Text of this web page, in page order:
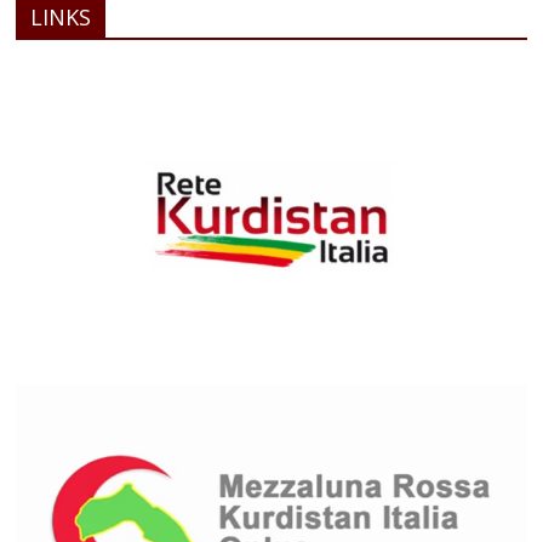
LINKS